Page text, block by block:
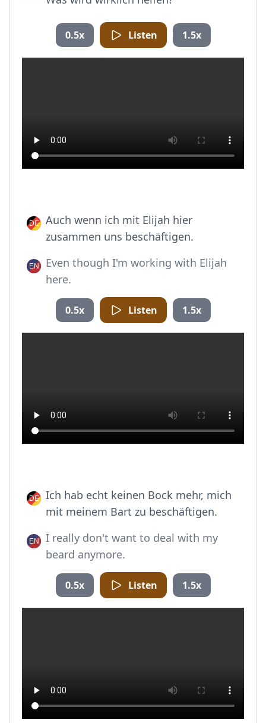
0.5x Listen 1.5x
Auch wenn ich mit Elijah hier
zusammen uns beschäftigen.
Even though I'm working with Elijah
here.
0.5x Listen 1.5x
Ich hab echt keinen Bock mehr, mich
mit meinem Bart zu beschäftigen.
I really don't want to deal with my
beard anymore.
0.5x Listen 1.5x